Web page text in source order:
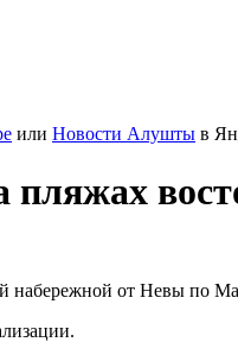
или Новости Алушты в
пляжах
набережной от Невы по